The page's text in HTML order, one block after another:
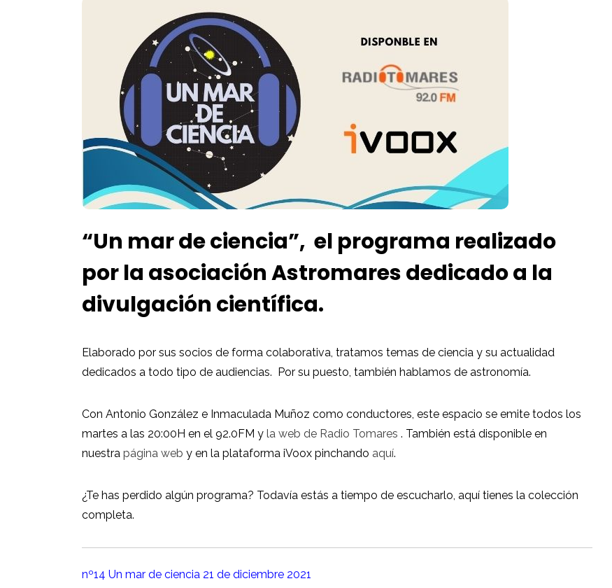
Programas
Segunda
“Un mar de ciencia”, el programa realizado
por la asociación Astromares dedicado a la
divulgación científica.
Elaborado por sus socios de forma colaborativa, tratamos temas de ciencia y su actualidad
dedicados a todo tipo de audiencias. Por su puesto, también hablamos de astronomía.
Con Antonio González e Inmaculada Muñoz como conductores, este espacio se emite todos los
martes a las 20:00H en el 92.0FM y la web de Radio Tomares . También está disponible en
nuestra página web y en la plataforma iVoox pinchando aquí.
¿Te has perdido algún programa? Todavía estás a tiempo de escucharlo, aquí tienes la colección
completa.
nº14 Un mar de ciencia 21 de diciembre 2021